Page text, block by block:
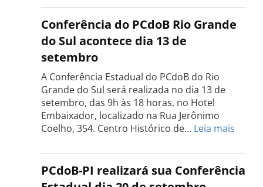
Estadual
do
PCdoB
Tocantins
será
realizada
dia
18
de
setembro
Conferência do PCdoB Rio Grande
do Sul acontece dia 13 de
setembro
A Conferência Estadual do PCdoB do Rio
Grande do Sul será realizada no dia 13 de
setembro, das 9h às 18 horas, no Hotel
Embaixador, localizado na Rua Jerônimo
Coelho, 354. Centro Histórico de… Leia mais
do
PCdoB
Rio
PCdoB-PI realizará sua Conferência